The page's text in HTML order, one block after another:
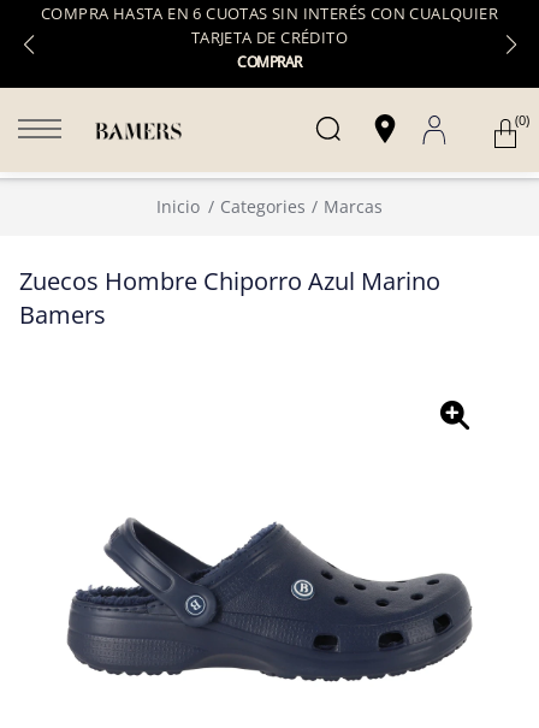
COMPRA HASTA EN 6 CUOTAS SIN INTERÉS CON CUALQUIER
TARJETA DE CRÉDITO
COMPRAR
(0)
Inicio Categories Marcas
Zuecos Hombre Chiporro Azul Marino
Bamers